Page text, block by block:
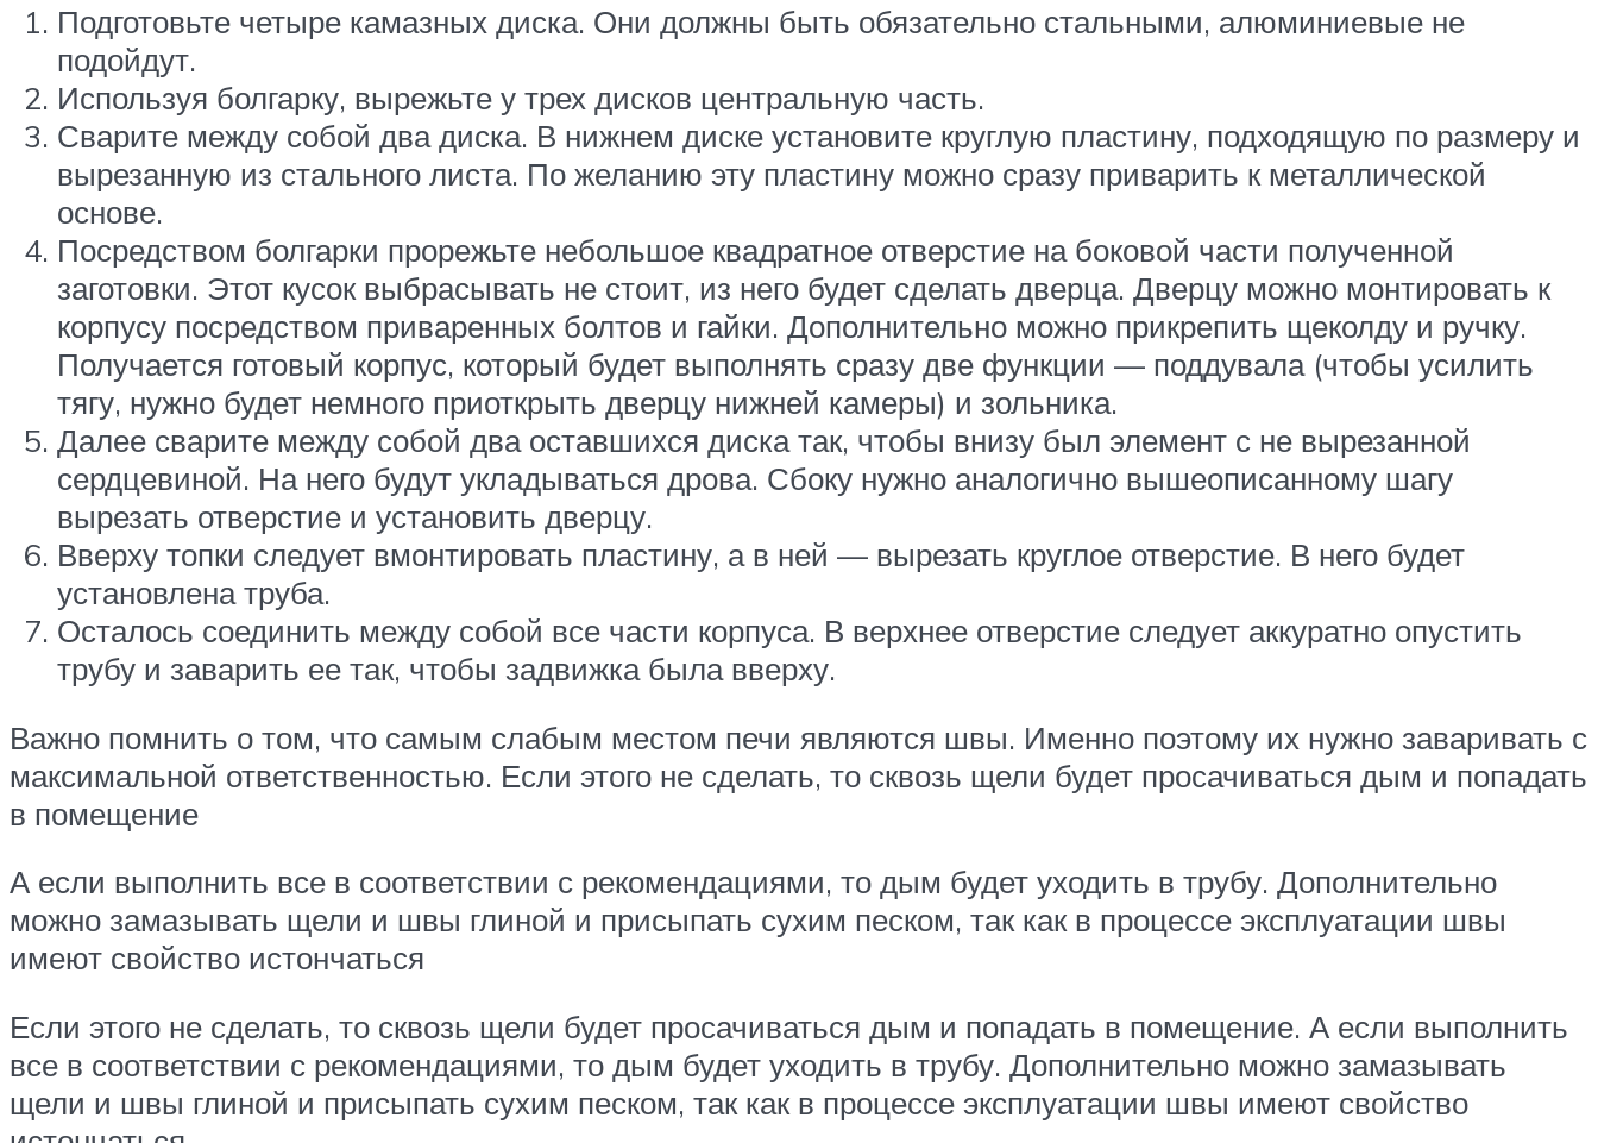
Подготовьте четыре камазных диска. Они должны быть обязательно стальными, алюминиевые не
подойдут.
Используя болгарку, вырежьте у трех дисков центральную часть.
Сварите между собой два диска. В нижнем диске установите круглую пластину, подходящую по размеру и
вырезанную из стального листа. По желанию эту пластину можно сразу приварить к металлической
основе.
Посредством болгарки прорежьте небольшое квадратное отверстие на боковой части полученной
заготовки. Этот кусок выбрасывать не стоит, из него будет сделать дверца. Дверцу можно монтировать к
корпусу посредством приваренных болтов и гайки. Дополнительно можно прикрепить щеколду и ручку.
Получается готовый корпус, который будет выполнять сразу две функции — поддувала (чтобы усилить
тягу, нужно будет немного приоткрыть дверцу нижней камеры) и зольника.
Далее сварите между собой два оставшихся диска так, чтобы внизу был элемент с не вырезанной
сердцевиной. На него будут укладываться дрова. Сбоку нужно аналогично вышеописанному шагу
вырезать отверстие и установить дверцу.
Вверху топки следует вмонтировать пластину, а в ней — вырезать круглое отверстие. В него будет
установлена труба.
Осталось соединить между собой все части корпуса. В верхнее отверстие следует аккуратно опустить
трубу и заварить ее так, чтобы задвижка была вверху.
Важно помнить о том, что самым слабым местом печи являются швы. Именно поэтому их нужно заваривать с
максимальной ответственностью. Если этого не сделать, то сквозь щели будет просачиваться дым и попадать
в помещение
А если выполнить все в соответствии с рекомендациями, то дым будет уходить в трубу. Дополнительно
можно замазывать щели и швы глиной и присыпать сухим песком, так как в процессе эксплуатации швы
имеют свойство истончаться
Если этого не сделать, то сквозь щели будет просачиваться дым и попадать в помещение. А если выполнить
все в соответствии с рекомендациями, то дым будет уходить в трубу. Дополнительно можно замазывать
щели и швы глиной и присыпать сухим песком, так как в процессе эксплуатации швы имеют свойство